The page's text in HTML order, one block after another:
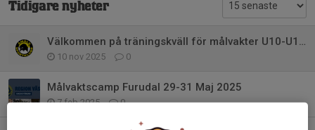
Tidigare nyheter
Välkommen på träningskväll för målvakter U10-U16 i Karlstad!
10 nov 2025 0
Målvaktscamp Furudal 29-31 Maj 2025
7 feb 2025 0